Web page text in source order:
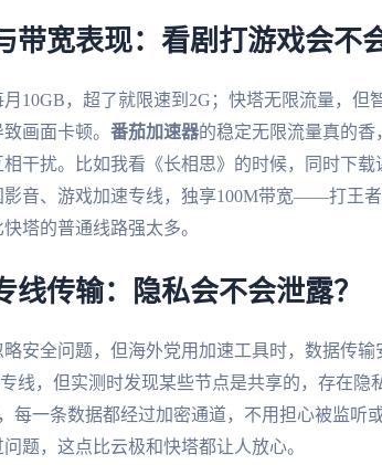
带宽表现：看剧打游戏会不
10GB，超了就限速到2G；快塔无限流量，但
画面卡顿。 番茄加速器的稳定无限流量真的
干扰。比如我看《长相思》的时候，同时下
音、游戏加速专线，独享100M带宽——打王者
塔的普通线路强太多。
线传输：隐私会不会泄露？
安全问题，但海外党用加速工具时，数据传
线，但实测时发现某些节点是共享的，存在隐
每一条数据都经过加密通道，不用担心被监听
题，这点比云极和快塔都让人放心。